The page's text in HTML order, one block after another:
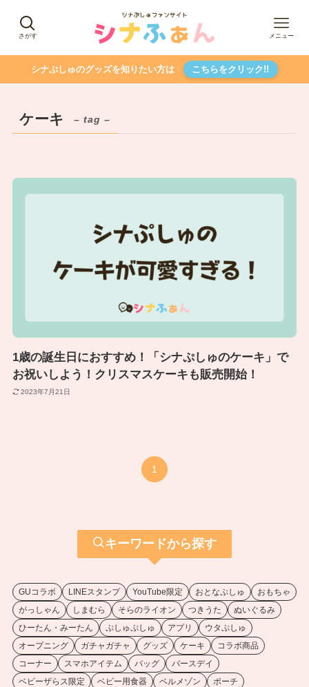
さがす メニュー
シナぷしゅのグッズを知りたい方は こちらをクリック!!
ケーキ – tag –
1歳の誕生日におすすめ！「シナぷしゅのケーキ」で
お祝いしよう！クリスマスケーキも販売開始！
2023年7月21日
1
キーワードから探す
GUコラボ LINEスタンプ YouTube限定 おとなぷしゅ
おもちゃ
がっしゃん
しまむら そらのライオン つきうた
ぬいぐるみ
ひーたん・みーたん
ぷしゅぷしゅ アプリ
ウタぷしゅ
オープニング
ガチャガチャ グッズ ケーキ
コラボ商品
コーナー
スマホアイテム バッグ
バースデイ
ベビーザらス限定
ベビー用食器 ベルメゾン
ポーチ